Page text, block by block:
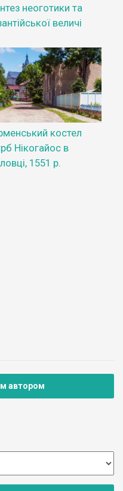
неоготики та
величі
костел
Нікогайос в
1551 р.
автором